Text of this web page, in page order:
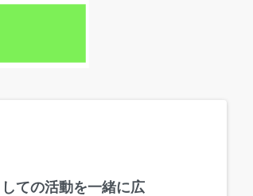
ての活動を一緒に広